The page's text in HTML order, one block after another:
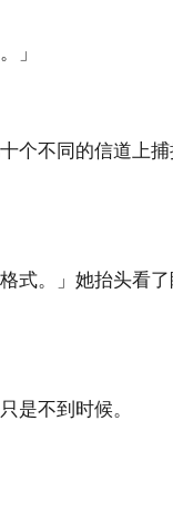
」
个不同的信道
格式。」她抬头
是不到时候。